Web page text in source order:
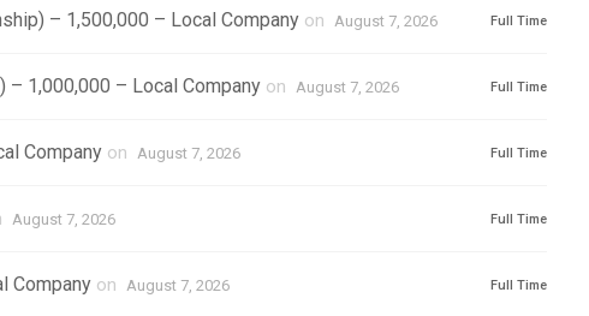
– 1,500,000 – Local Company on August 7, 2026 Full Time
– 1,000,000 – Local Company on August 7, 2026 Full Time
Company on August 7, 2026 Full Time
August 7, 2026 Full Time
Company on August 7, 2026 Full Time